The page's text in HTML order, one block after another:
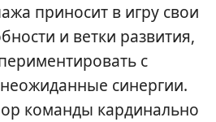
приносит в игру свои
и ветки развития,
с
синергии.
команды кардинально